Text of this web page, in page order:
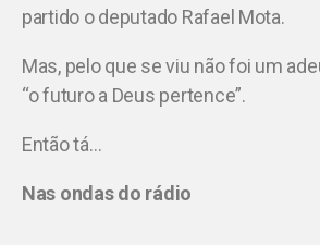
partido o deputado Rafael Mota.
Mas, pelo que se viu não foi um
“o futuro a Deus pertence”.
Então tá…
Nas ondas do rádio